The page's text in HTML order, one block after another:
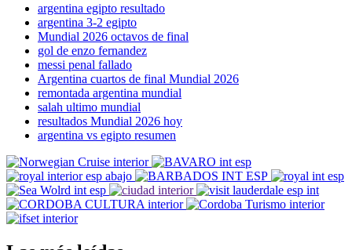
argentina egipto resultado
argentina 3-2 egipto
Mundial 2026 octavos de final
gol de enzo fernandez
messi penal fallado
Argentina cuartos de final Mundial 2026
remontada argentina mundial
salah ultimo mundial
resultados Mundial 2026 hoy
argentina vs egipto resumen